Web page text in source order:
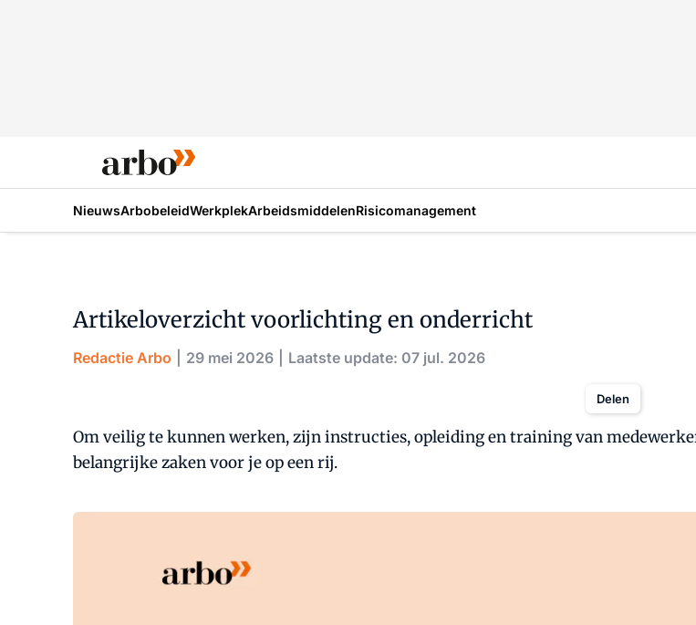
NieuwsArbobeleidWerkplekArbeidsmiddelenRisicomanagement
Artikeloverzicht voorlichting en onderricht
Redactie Arbo 29 mei 2026 Laatste update: 07 jul. 2026
Delen
Om veilig te kunnen werken, zijn instructies, opleiding en training van
belangrijke zaken voor je op een rij.